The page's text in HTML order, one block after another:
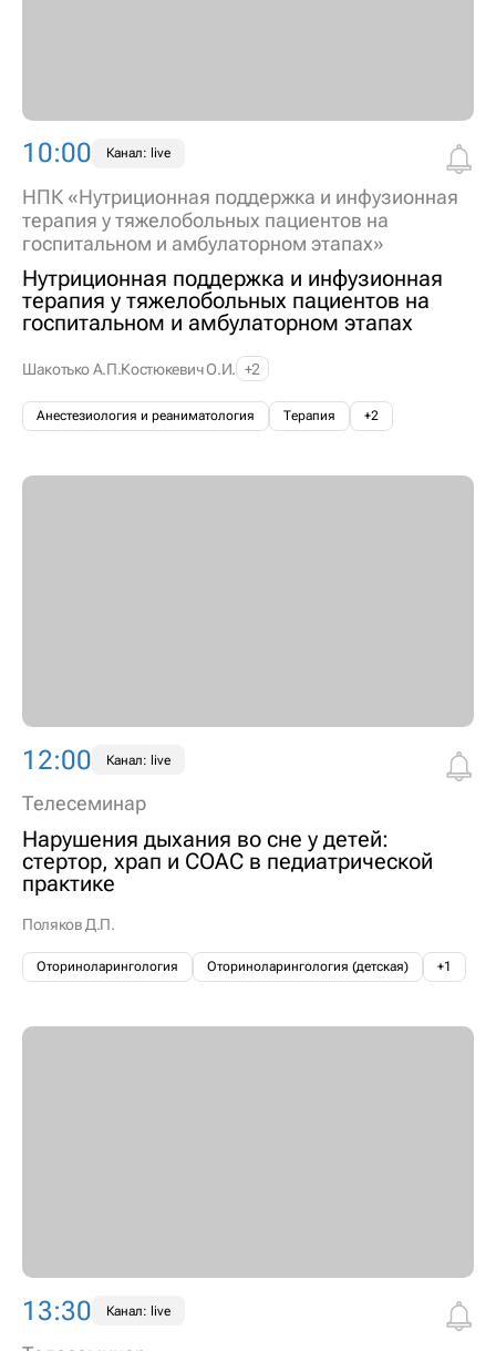
10:00 Канал: live
НПК «Нутриционная поддержка и инфузионная
терапия у тяжелобольных пациентов на
госпитальном и амбулаторном этапах»
Нутриционная поддержка и инфузионная
терапия у тяжелобольных пациентов на
госпитальном и амбулаторном этапах
Шакотько А.П.Костюкевич О.И. +2
Анестезиология и реаниматология Терапия +2
12:00 Канал: live
Телесеминар
Нарушения дыхания во сне у детей:
стертор, храп и СОАС в педиатрической
практике
Поляков Д.П.
Оториноларингология Оториноларингология (детская) +1
13:30 Канал: live